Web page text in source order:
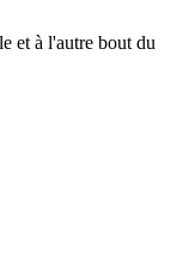
et à l'autre bout du